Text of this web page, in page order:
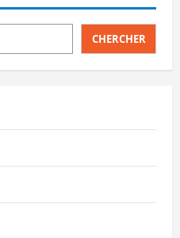
CHERCHER